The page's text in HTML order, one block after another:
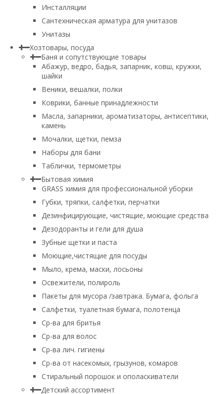
Инсталляции
Сантехническая арматура для унитазов
Унитазы
Хозтовары, посуда
Баня и сопутствующие товары
Абажур, ведро, бадья, запарник, ковш, кружки,
шайки
Веники, вешалки, полки
Коврики, банные принадлежности
Масла, запарники, ароматизаторы, антисептики,
камень
Мочалки, щетки, пемза
Наборы для бани
Таблички, термометры
Бытовая химия
GRASS химия для профессиональной уборки
Губки, тряпки, салфетки, перчатки
Дезинфицирующие, чистящие, моющие средства
Дезодоранты и гели для душа
Зубные щетки и паста
Моющие,чистящие для посуды
Мыло, крема, маски, лосьоны
Освежители, полироль
Пакеты для мусора /завтрака. Бумага, фольга
Салфетки, туалетная бумага, полотенца
Ср-ва для бритья
Ср-ва для волос
Ср-ва лич. гигиены
Ср-ва от насекомых, грызунов, комаров
Стиральный порошок и ополаскиватели
Детский ассортимент